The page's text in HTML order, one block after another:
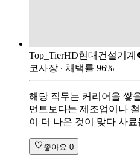
Top_TierHD현대건설기계
코사장 ∙ 채택률 96%
해당 직무는 커리어을 쌓
먼트보다는 제조업이나
이 더 나은 것이 맞다 사
좋아요 0